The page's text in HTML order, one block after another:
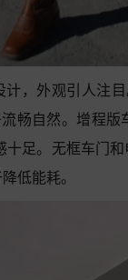
，外观引人注
畅自然。增程
足。无框车门
低能耗。